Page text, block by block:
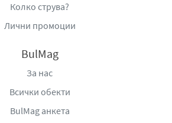
Колко струва?
Лични промоции
BulMag
За нас
Всички обекти
BulMag анкета